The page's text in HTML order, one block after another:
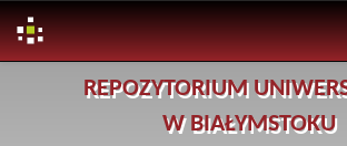
REPOZYTORIUM
W BIAŁYMSTOKU